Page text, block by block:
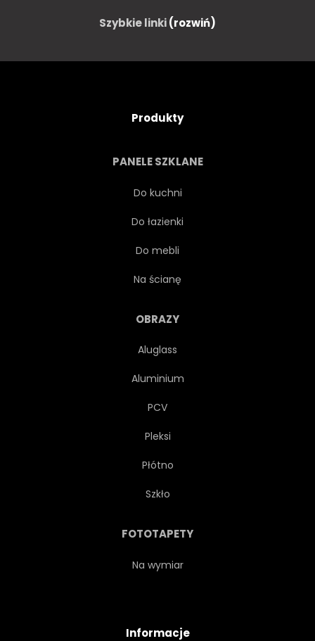
CZERWONY WODA
PIĘKNY RYSUNEK
KOLOROWY
AKWARIUM
Szybkie linki(rozwiń)
Produkty
PANELE SZKLANE
Do kuchni
Do łazienki
Do mebli
Na ścianę
OBRAZY
Aluglass
Aluminium
PCV
Pleksi
Płótno
Szkło
FOTOTAPETY
Na wymiar
Informacje